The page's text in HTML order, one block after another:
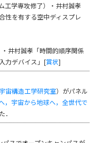
工学専攻修了）・井村誠孝
性を有する空中ディスプレ
井村誠孝「時間的順序関係
力デバイス」[賞状]
宙構造工学研究室）がパネル
，宇宙から地球へ，全世代で
．